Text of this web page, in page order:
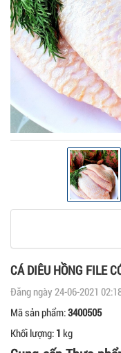
CÁ DIÊU HỒNG FILE
Đăng ngày 24-06-2021
Mã sản phẩm:3400505
Khối lượng: 1 kg